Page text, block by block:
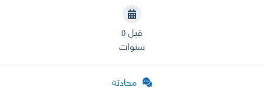
قبل ٥
سنوات
محادثة